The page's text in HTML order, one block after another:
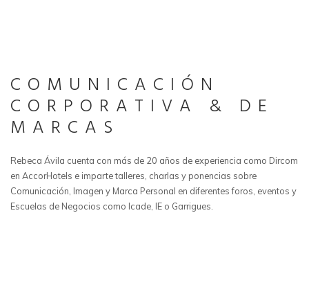
COMUNICACIÓN
CORPORATIVA & DE
MARCAS
Rebeca Ávila cuenta con más de 20 años de experiencia como Dircom
en AccorHotels e imparte talleres, charlas y ponencias sobre
Comunicación, Imagen y Marca Personal en diferentes foros, eventos y
Escuelas de Negocios como Icade, IE o Garrigues.